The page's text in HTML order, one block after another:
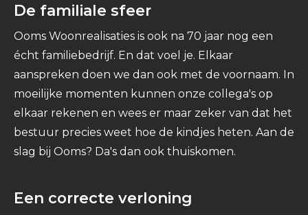
De familiale sfeer
Ooms Woonrealisaties is ook na 70 jaar nog een
écht familiebedrijf. En dat voel je. Elkaar
aanspreken doen we dan ook met de voornaam. In
moeilijke momenten kunnen onze collega's op
elkaar rekenen en wees er maar zeker van dat het
bestuur precies weet hoe de kindjes heten. Aan de
slag bij Ooms? Da's dan ook thuiskomen.
Een correcte verloning